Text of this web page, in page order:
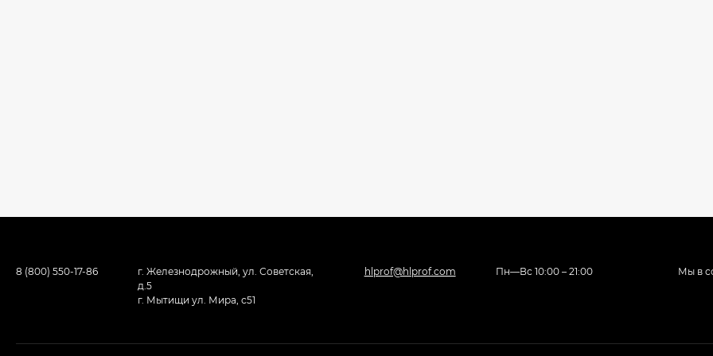
8 (800) 550-17-86
г. Железнодрожный, ул. Советская,
д.5
г. Мытищи ул. Мира, с51
hlprof@hlprof.com Пн—Вс 10:00 – 21:00 Мы в